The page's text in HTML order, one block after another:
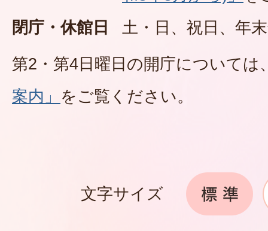
閉庁・休館日
土・日、祝日、年
第2・第4日曜日の開庁については
案内」 をご覧ください。
文字サイズ